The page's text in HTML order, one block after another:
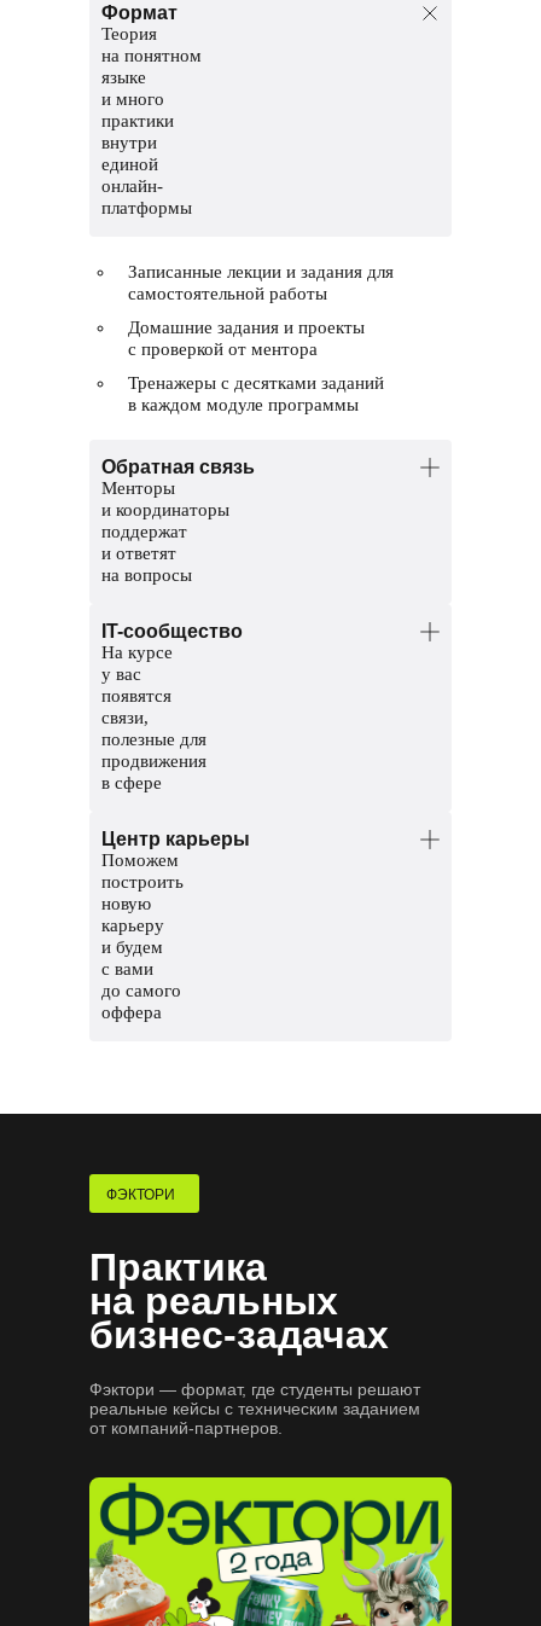
Формат
Теория
на понятном
языке
и много
практики
внутри
единой
онлайн-
платформы
Записанные лекции и задания для
самостоятельной работы
Домашние задания и проекты
с проверкой от ментора
Тренажеры с десятками заданий
в каждом модуле программы
Обратная связь
Менторы
и координаторы
поддержат
и ответят
на вопросы
Помогут разобраться в темах и
проверят домашние задания.
Координаторы — команда заботы
о студентах. Решат организационные
вопросы, поддержат и помогут пройти
обучение до конца.
IT-сообщество
На курсе
у вас
появятся
связи,
полезные для
продвижения
в сфере
с другими студентами
Чат с ментором на платформе, чтобы
прояснить непонятные темы и задания
Мероприятия и стажировки
с партнерами, чтобы наработать опыт
и показать свои скиллы работодателям
Центр карьеры
Поможем
построить
новую
карьеру
и будем
с вами
до самого
оффера
собеседования
Практика
на реальных
бизнес-задачах
Фэктори — формат, где студенты решают
реальные кейсы с техническим заданием
от компаний-партнеров.
ФЭКТОРИ